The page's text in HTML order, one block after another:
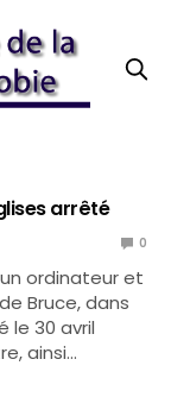
arrêté
0
ordinateur et
Bruce, dans
le 30 avril
ainsi…